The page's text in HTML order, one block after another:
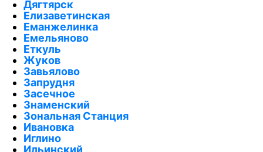
Дягтярск
Елизаветинская
Еманжелинка
Емельяново
Еткуль
Жуков
Завьялово
Запрудня
Засечное
Знаменский
Зональная Станция
Ивановка
Иглино
Ильинский